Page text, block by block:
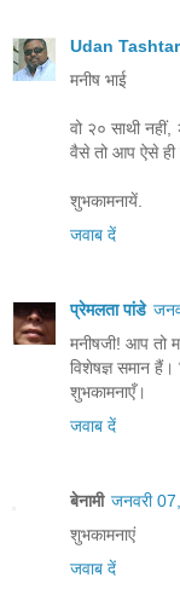
Udan
मनीष भाई
वो २० साथी नहीं,
वैसे तो आप ऐसे
शुभकामनायें.
जवाब दें
प्रेमलता पांडे
मनीषजी! आप तो
विशेषज्ञ समान
शुभकामनाएँ।
जवाब दें
बेनामी जनवरी
शुभकामनाएं
जवाब दें